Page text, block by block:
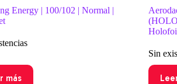
Energy | 100/102 | Normal |
más
Sin